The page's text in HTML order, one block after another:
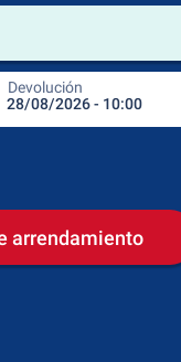
Devolución
arrendamiento